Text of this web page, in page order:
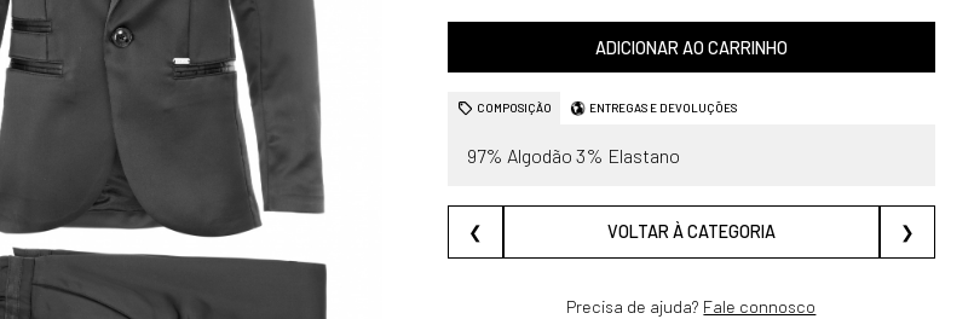
ADICIONAR AO CARRINHO
COMPOSIÇÃO ENTREGAS E DEVOLUÇÕES
97% Algodão 3% Elastano
❮ VOLTAR À CATEGORIA ❯
Precisa de ajuda? Fale connosco